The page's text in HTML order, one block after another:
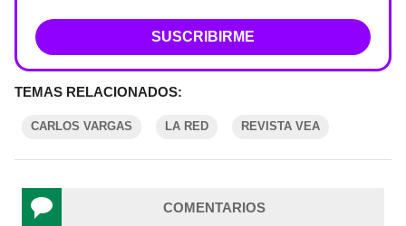
SUSCRIBIRME
TEMAS RELACIONADOS:
CARLOS VARGAS LA RED REVISTA VEA
COMENTARIOS